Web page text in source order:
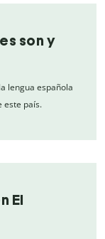
son y
lengua española
este país.
El